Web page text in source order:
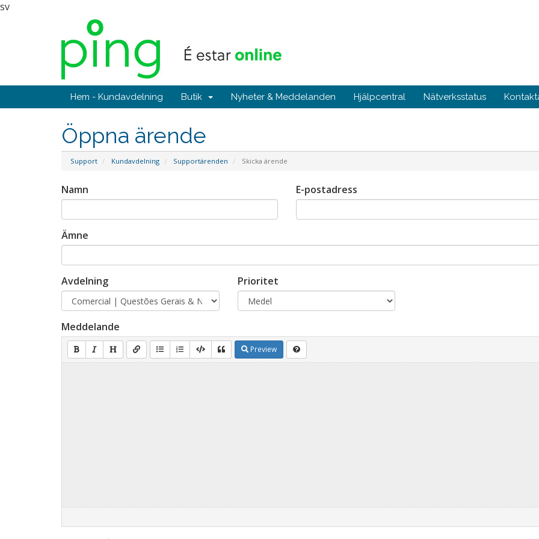
sv
Hem - Kundavdelning Butik Nyheter & Meddelanden Hjälpcentral Nätverksstatus
Öppna ärende
Support Kundavdelning Supportärenden Skicka ärende
Namn E-postadress
Ämne
Avdelning Prioritet
Meddelande
Preview